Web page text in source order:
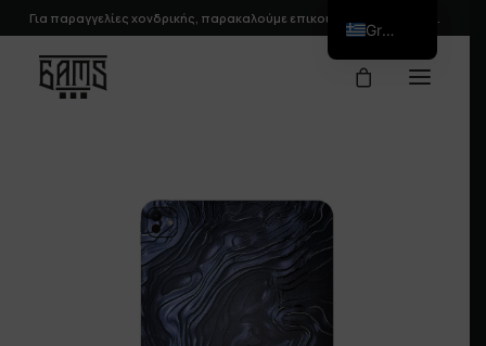
Για παραγγελίες χονδρικής, παρακαλούμε επικοινωνήστε μαζί μας.
Greek